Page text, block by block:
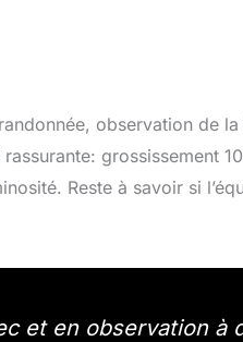
observation de
grossissement
Reste à savoir si
et en observation à